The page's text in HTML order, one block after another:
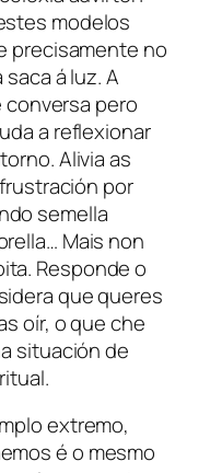
modelos
precisamente no
á luz. A
pero
a reflexionar
Alivia as
por
semella
Mais non
Responde o
que queres
oír, o que che
situación de
extremo,
é o mesmo